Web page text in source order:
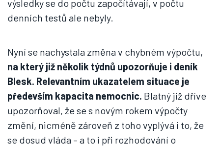
výsledky se do počtu započítávají, v počtu
denních testů ale nebyly.
Nyní se nachystala změna v chybném výpočtu,
na který již několik týdnů upozorňuje i deník
Blesk. Relevantním ukazatelem situace je
především kapacita nemocnic. Blatný již dříve
upozorňoval, že se s novým rokem výpočty
změní, nicméně zároveň z toho vyplývá i to, že
se dosud vláda – a to i při rozhodování o